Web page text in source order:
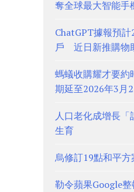
奪全球最大智能手
ChatGPT據報預
戶 近日新推購物
螞蟻收購耀才要
期延至2026年3月
人口老化成增長「
生育
烏修訂19點和平方
勒令蘋果Google